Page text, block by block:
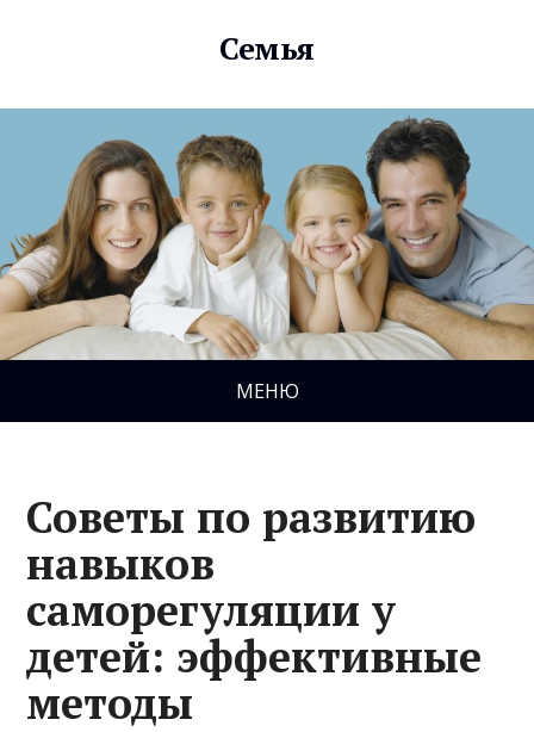
Семья
МЕНЮ
Советы по развитию
навыков
саморегуляции у
детей: эффективные
методы